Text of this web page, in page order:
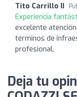
Tito Carrillo II
Experiencia
excelente
términos de
profesional.
Deja tu